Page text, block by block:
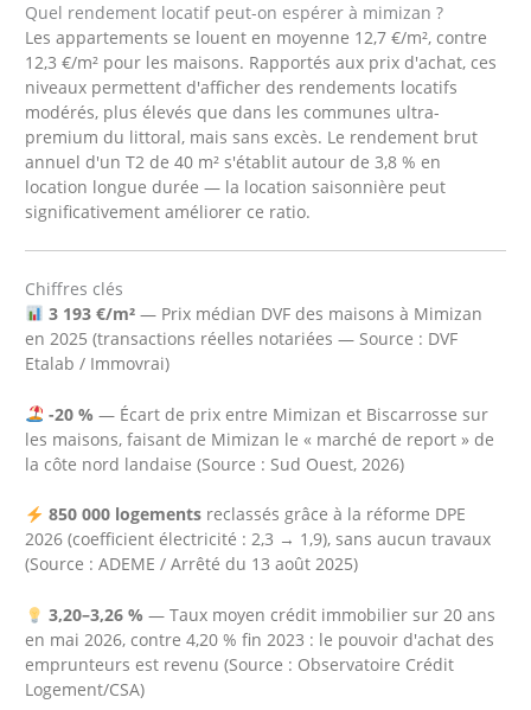
Quel rendement locatif peut-on espérer à mimizan ?
Les appartements se louent en moyenne 12,7 €/m², contre
12,3 €/m² pour les maisons. Rapportés aux prix d'achat, ces
niveaux permettent d'afficher des rendements locatifs
modérés, plus élevés que dans les communes ultra-
premium du littoral, mais sans excès. Le rendement brut
annuel d'un T2 de 40 m² s'établit autour de 3,8 % en
location longue durée — la location saisonnière peut
significativement améliorer ce ratio.
Chiffres clés
3 193 €/m²— Prix médian DVF des maisons à Mimizan
en 2025 (transactions réelles notariées — Source : DVF
Etalab / Immovrai)
-20 % — Écart de prix entre Mimizan et Biscarrosse sur
les maisons, faisant de Mimizan le « marché de report » de
la côte nord landaise (Source : Sud Ouest, 2026)
850 000 logementsreclassés grâce à la réforme DPE
2026 (coefficient électricité : 2,3 → 1,9), sans aucun travaux
(Source : ADEME / Arrêté du 13 août 2025)
3,20–3,26 % — Taux moyen crédit immobilier sur 20 ans
en mai 2026, contre 4,20 % fin 2023 : le pouvoir d'achat des
emprunteurs est revenu (Source : Observatoire Crédit
Logement/CSA)